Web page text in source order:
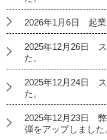
2026年1月6日 起業
2025年12月26日
た。
2025年12月24日
た。
2025年12月23日
弾をアップしました